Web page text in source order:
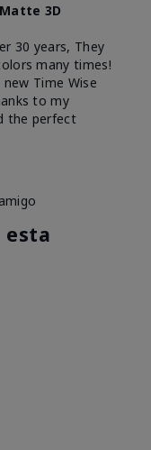
3D
30 years, They
many times!
Time Wise
to my
the perfect